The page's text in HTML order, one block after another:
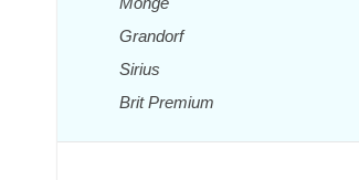
Grandorf
Sirius
Brit Premium